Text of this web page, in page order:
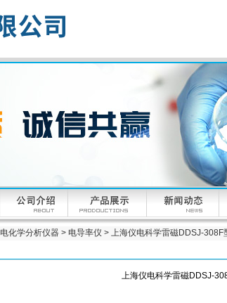
电化学分析仪器 > 电导率仪 > 上海仪电科学雷磁DDSJ-308F
上海仪电科学雷磁DDSJ-